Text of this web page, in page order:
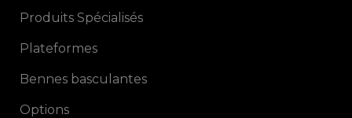
Produits Spécialisés
Plateformes
Bennes basculantes
Options